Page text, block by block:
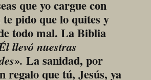
que yo cargue con
pido que lo quites y
todo mal. La Biblia
llevó nuestras
La sanidad, por
regalo que tú, Jesús, ya